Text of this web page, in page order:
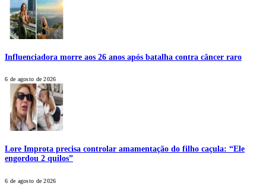
Influenciadora morre aos 26 anos após batalha contra câncer raro
6 de agosto de 2026
Lore Improta precisa controlar amamentação do filho caçula: “Ele
engordou 2 quilos”
6 de agosto de 2026